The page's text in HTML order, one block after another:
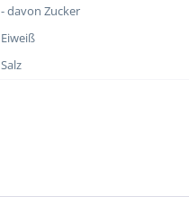
- davon Zucker
Eiweiß
Salz